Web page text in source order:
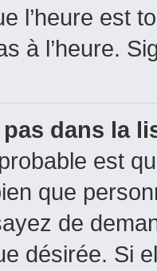
l’heure est
à l’heure.
pas dans la
est
que
de
désirée. Si